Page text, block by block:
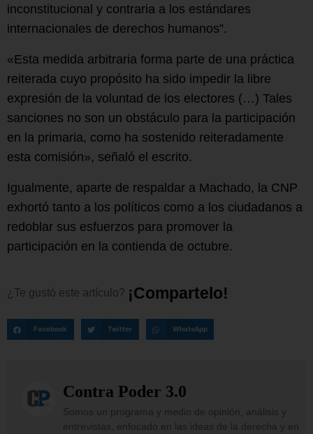
inconstitucional y contraria a los estándares
internacionales de derechos humanos”.
«Esta medida arbitraria forma parte de una práctica
reiterada cuyo propósito ha sido impedir la libre
expresión de la voluntad de los electores (…) Tales
sanciones no son un obstáculo para la participación
en la primaria, como ha sostenido reiteradamente
esta comisión», señaló el escrito.
Igualmente, aparte de respaldar a Machado, la CNP
exhortó tanto a los políticos como a los ciudadanos a
redoblar sus esfuerzos para promover la
participación en la contienda de octubre.
¿Te gustó este artículo? ¡Comparte o!
Facebook Twitter WhatsApp
Contra Poder 3.0
Somos un programa y medio de opinión, análisis y
entrevistas, enfocado en las ideas de la derecha y en